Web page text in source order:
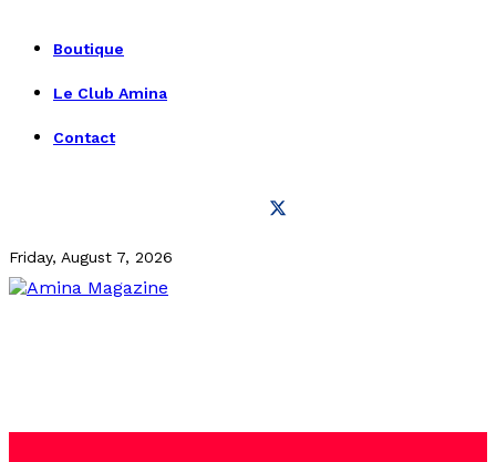
Boutique
Le Club Amina
Contact
Friday, August 7, 2026